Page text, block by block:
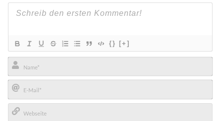
{} [+]
Name*
E-
Mail*